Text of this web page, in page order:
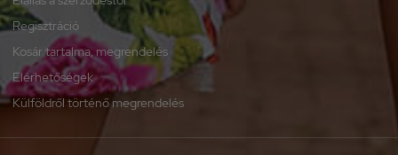
Regisztráció
Kosár tartalma, megrendelés
Elérhetőségek
Külföldről történő megrendelés